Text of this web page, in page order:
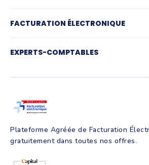
Logiciel de devis
Gestion des achats
Création d'entreprise
Parrainage
FACTURATION ÉLECTRONIQUE
Plateforme agréée de facturation
EXPERTS-COMPTABLES
Production comptable
Facture électronique
Création d'entreprise
Programmes de formation
Plateforme Agréée de Facturation
gratuitement dans toutes nos offres.